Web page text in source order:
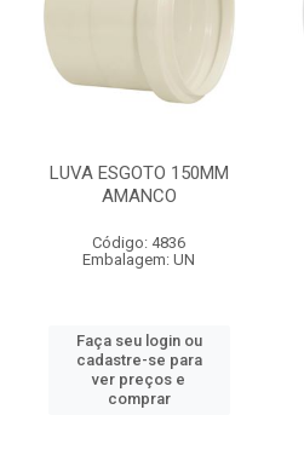
LUVA ESGOTO 150MM
AMANCO
Código: 4836
Embalagem: UN
Faça seu login ou
cadastre-se para
ver preços e
comprar